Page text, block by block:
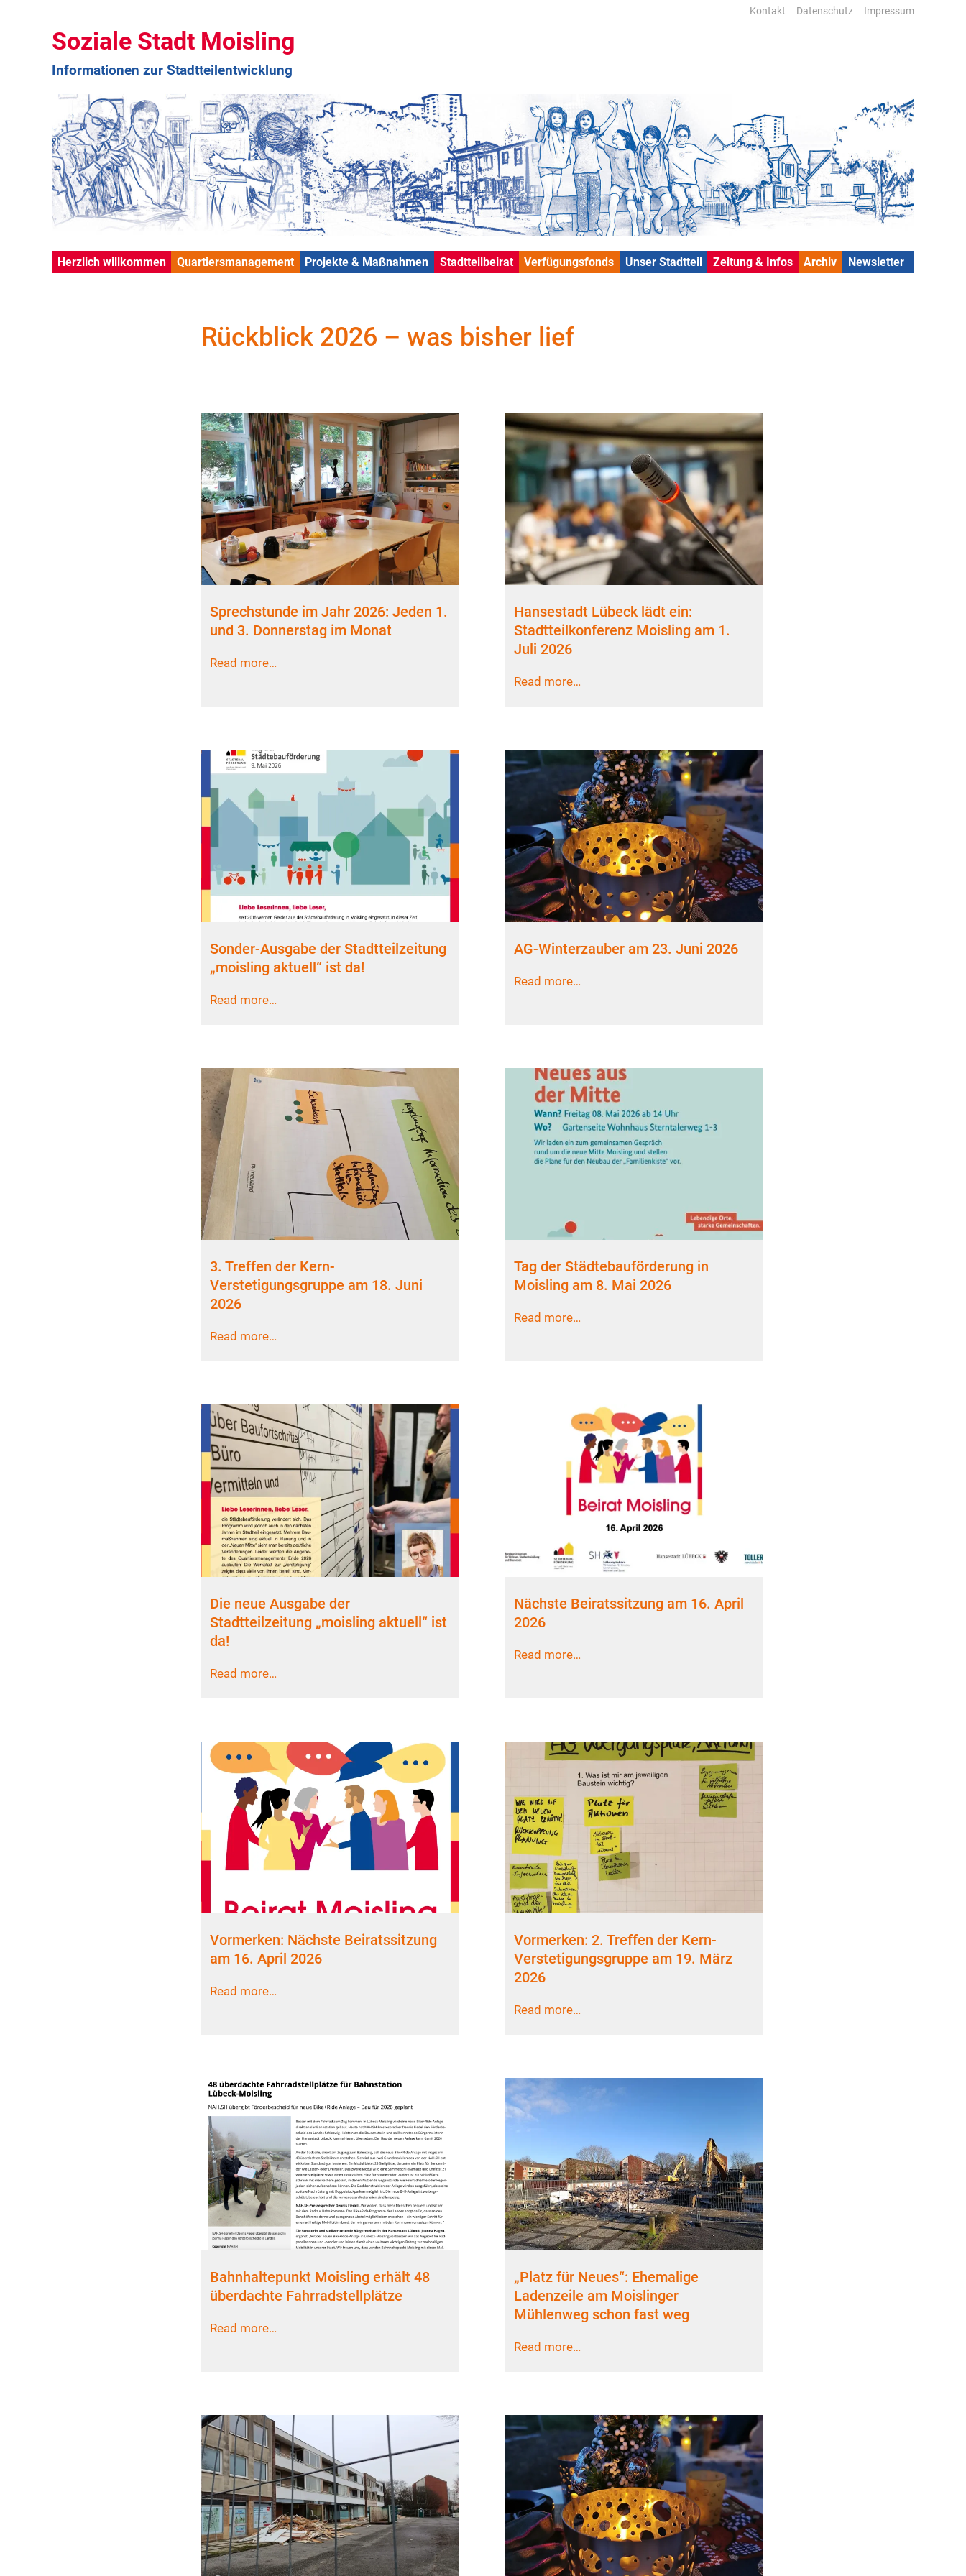
Kontakt Datenschutz Impressum
Soziale Stadt Moisling
Informationen zur Stadtteilentwicklung
Herzlich willkommen Quartiersmanagement Projekte & Maßnahmen Stadtteilbeirat Verfügungsfonds Unser Stadtteil Zeitung & Infos Archiv Newsletter
Rückblick 2026 – was bisher lief
Sprechstunde im Jahr 2026: Jeden 1.
und 3. Donnerstag im Monat
Read more…
Hansestadt Lübeck lädt ein:
Stadtteilkonferenz Moisling am 1.
Juli 2026
Read more…
Sonder-Ausgabe der Stadtteilzeitung
„moisling aktuell“ ist da!
Read more…
AG-Winterzauber am 23. Juni 2026
Read more…
3. Treffen der Kern-
Verstetigungsgruppe am 18. Juni
2026
Read more…
Tag der Städtebauförderung in
Moisling am 8. Mai 2026
Read more…
Die neue Ausgabe der
Stadtteilzeitung „moisling aktuell“ ist
da!
Read more…
Nächste Beiratssitzung am 16. April
2026
Read more…
Vormerken: Nächste Beiratssitzung
am 16. April 2026
Read more…
Vormerken: 2. Treffen der Kern-
Verstetigungsgruppe am 19. März
2026
Read more…
Bahnhaltepunkt Moisling erhält 48
überdachte Fahrradstellplätze
Read more…
„Platz für Neues“: Ehemalige
Ladenzeile am Moislinger
Mühlenweg schon fast weg
Read more…